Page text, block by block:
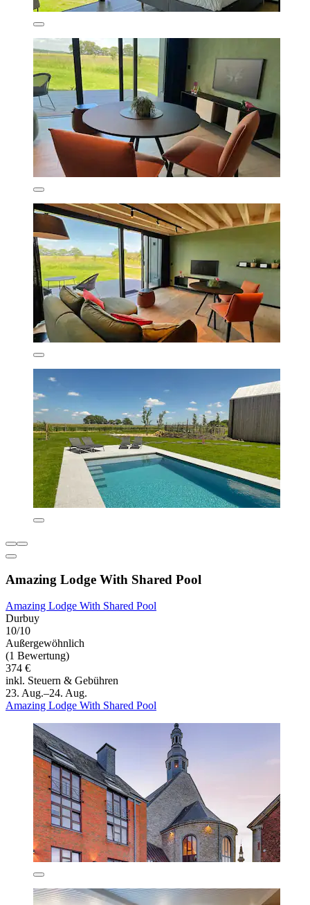
Amazing Lodge With Shared Pool
Amazing Lodge With Shared Pool
Durbuy
10/10
Außergewöhnlich
(1 Bewertung)
374 €
inkl. Steuern & Gebühren
23. Aug.–24. Aug.
Amazing Lodge With Shared Pool